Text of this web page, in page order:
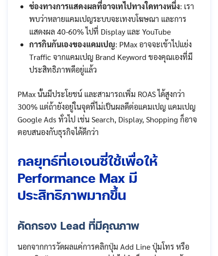
ช่องทางการแสดงผลที่อาจเทไปทางใดทางหนึ่ง: เรา
พบว่าหลายแคมเปญระบบจะเทงบโฆษณา และการ
แสดงผล 40-60% ไปที่ Display และ YouTube
การกินกันเองของแคมเปญ: PMax อาจจะเข้าไปแย่ง​
Traffic จากแคมเปญ Brand Keyword ของคุณเองที่มี
ประสิทธิภาพดีอยู่แล้ว
PMax นั้นมีประโยชน์ และสามารถเพิ่ม​ ROAS ได้สูงกว่า
300% แต่ถ้ายังอยู่ในจุดที่ไม่เป็นผลดีต่อแคมเปญ แคมเปญ
Google Ads ทั่วไป เช่น Search, Display, Shopping ก็อาจ
ตอบสนองกับธุรกิจได้ดีกว่า
กลยุทธ์ที่เอเจนซี่ใช้เพื่อให้
Performance Max มี
ประสิทธิภาพมากขึ้น
คัดกรอง Lead ที่มีคุณภาพ
นอกจากการวัดผลแค่การคลิกปุ่ม Add Line ปุ่มโทร หรือ